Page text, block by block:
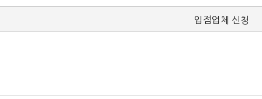
입점업체 신청